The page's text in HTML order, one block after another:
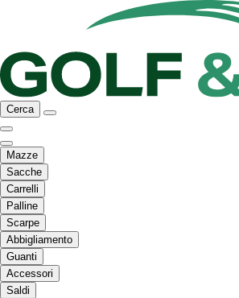
Cerca
Mazze
Sacche
Carrelli
Palline
Scarpe
Abbigliamento
Guanti
Accessori
Saldi